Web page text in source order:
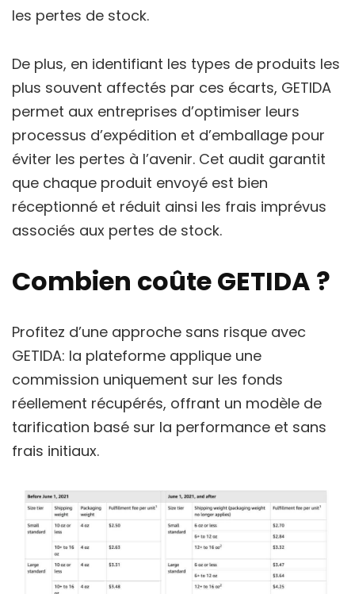
les pertes de stock.
De plus, en identifiant les types de produits les
plus souvent affectés par ces écarts, GETIDA
permet aux entreprises d’optimiser leurs
processus d’expédition et d’emballage pour
éviter les pertes à l’avenir. Cet audit garantit
que chaque produit envoyé est bien
réceptionné et réduit ainsi les frais imprévus
associés aux pertes de stock.
Combien coûte GETIDA ?
Profitez d’une approche sans risque avec
GETIDA: la plateforme applique une
commission uniquement sur les fonds
réellement récupérés, offrant un modèle de
tarification basé sur la performance et sans
frais initiaux.